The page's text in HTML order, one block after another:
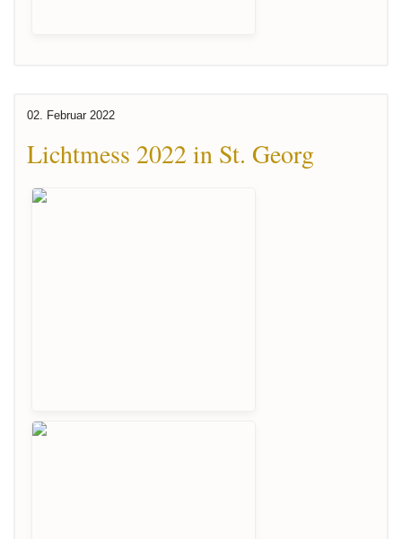
02. Februar 2022
Lichtmess 2022 in St. Georg